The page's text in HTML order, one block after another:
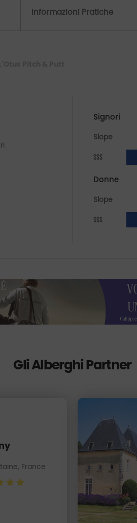
Informazioni Pratiche
Signori
Slope
SSS
Donne
Slope
SSS
Gli Alberghi Partner
France